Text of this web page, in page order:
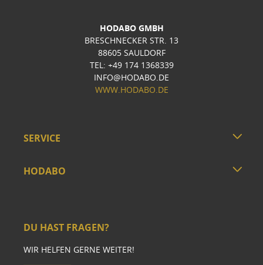
HODABO GMBH
BRESCHNECKER STR. 13
88605 SAULDORF
TEL: +49 174 1368339
INFO@HODABO.DE
WWW.HODABO.DE
SERVICE
HODABO
DU HAST FRAGEN?
WIR HELFEN GERNE WEITER!